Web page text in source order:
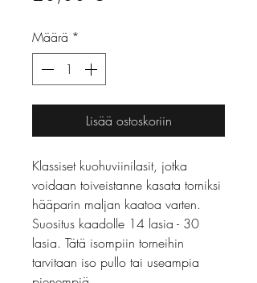
Määrä *
Lisää ostoskoriin
Klassiset kuohuviinilasit, jotka
voidaan toiveistanne kasata torniksi
hääparin maljan kaatoa varten.
Suositus kaadolle 14 lasia - 30
lasia. Tätä isompiin torneihin
tarvitaan iso pullo tai useampia